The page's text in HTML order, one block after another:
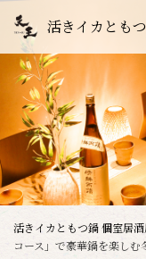
活きイカとも
活きイカともつ鍋 個室居
コース」で豪華鍋を楽し